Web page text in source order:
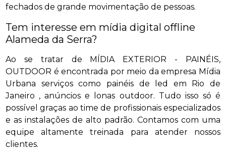
fechados de grande movimentação de pessoas.
Tem interesse em mídia digital offline
Alameda da Serra?
Ao se tratar de MÍDIA EXTERIOR - PAINÉIS,
OUTDOOR é encontrada por meio da empresa Mídia
Urbana serviços como painéis de led em Rio de
Janeiro , anúncios e lonas outdoor. Tudo isso só é
possível graças ao time de profissionais especializados
e as instalações de alto padrão. Contamos com uma
equipe altamente treinada para atender nossos
clientes.